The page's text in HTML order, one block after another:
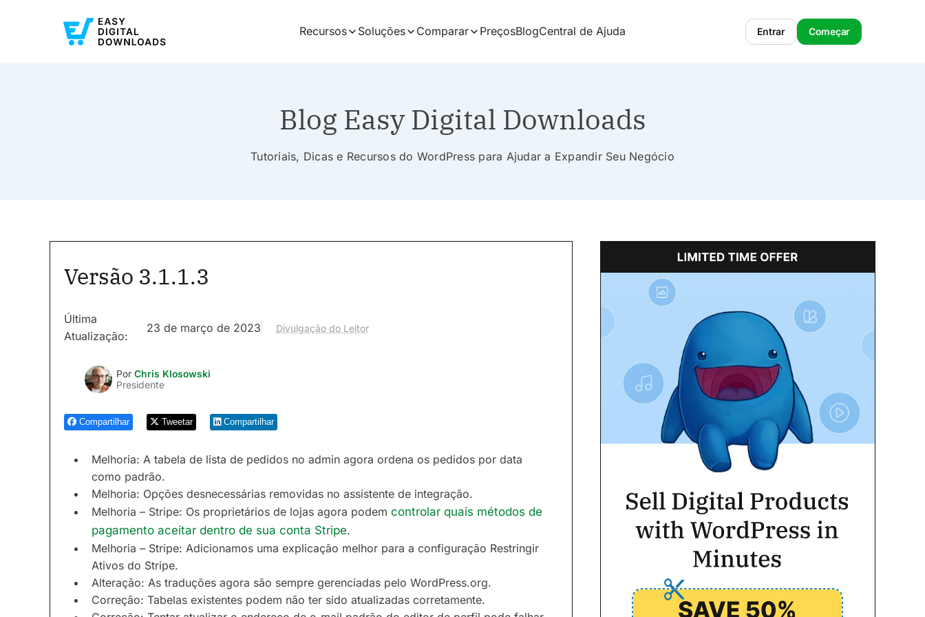
Recursos Soluções Comparar PreçosBlogCentral de Ajuda Entrar Começar
Blog Easy Digital Downloads
Tutoriais, Dicas e Recursos do WordPress para Ajudar a Expandir Seu Negócio
Versão 3.1.1.3
Última
Atualização:
23 de março de 2023 Divulgação do Leitor
Por Chris Klosowski
Presidente
Compartilhar Tweetar Compartilhar
Melhoria: A tabela de lista de pedidos no admin agora ordena os pedidos por data
como padrão.
Melhoria: Opções desnecessárias removidas no assistente de integração.
Melhoria – Stripe: Os proprietários de lojas agora podem controlar quais métodos de
pagamento aceitar dentro de sua conta Stripe.
Melhoria – Stripe: Adicionamos uma explicação melhor para a configuração Restringir
Ativos do Stripe.
Alteração: As traduções agora são sempre gerenciadas pelo WordPress.org.
Correção: Tabelas existentes podem não ter sido atualizadas corretamente.